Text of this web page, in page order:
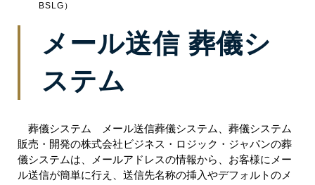
BSLG）
メール送信 葬儀シ
ステム
葬儀システム メール送信葬儀システム、葬儀システム
販売・開発の株式会社ビジネス・ロジック・ジャパンの葬
儀システムは、メールアドレスの情報から、お客様にメー
ル送信が簡単に行え、送信先名称の挿入やデフォルトのメ